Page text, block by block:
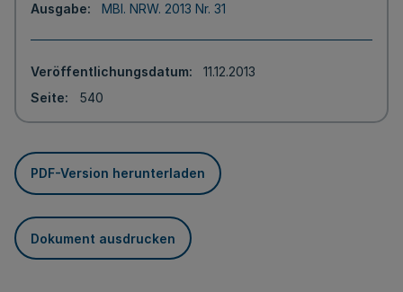
Ausgabe
MBl. NRW. 2013 Nr. 31
Veröffentlichungsdatum
11.12.2013
Seite
540
PDF-Version herunterladen
Dokument ausdrucken